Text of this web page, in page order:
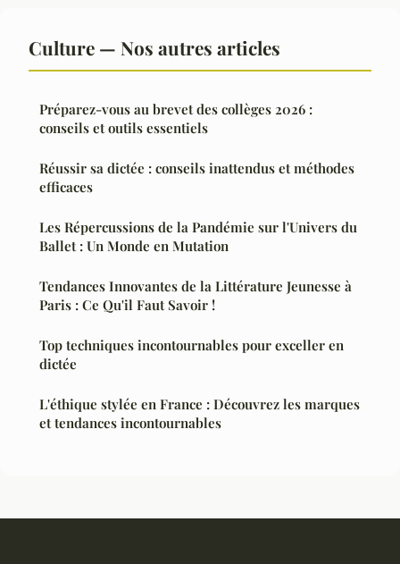
Culture — Nos autres articles
Préparez-vous au brevet des collèges 2026 :
conseils et outils essentiels
Réussir sa dictée : conseils inattendus et méthodes
efficaces
Les Répercussions de la Pandémie sur l'Univers du
Ballet : Un Monde en Mutation
Tendances Innovantes de la Littérature Jeunesse à
Paris : Ce Qu'il Faut Savoir !
Top techniques incontournables pour exceller en
dictée
L'éthique stylée en France : Découvrez les marques
et tendances incontournables